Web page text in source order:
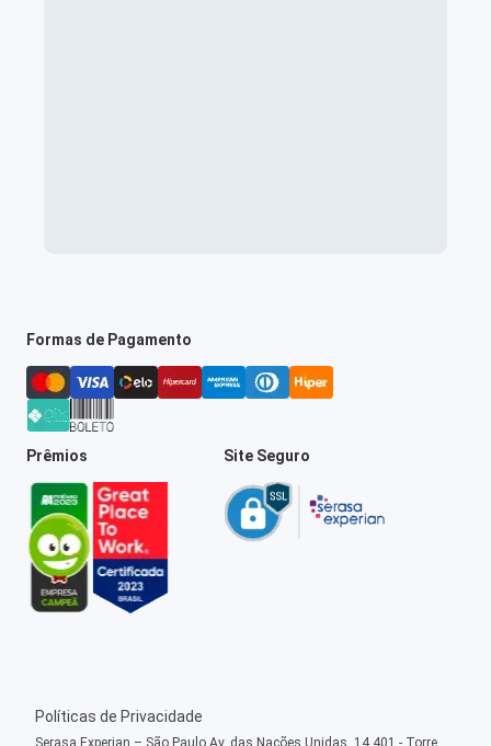
Formas de Pagamento
Prêmios Site Seguro
Políticas de Privacidade
Serasa Experian – São Paulo Av. das Nações Unidas, 14.401 - Torre